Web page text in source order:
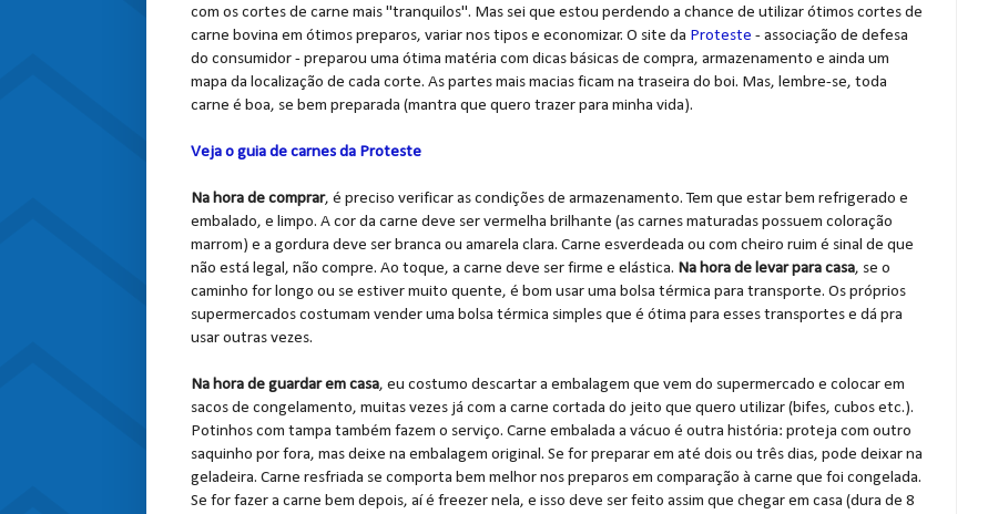
com os cortes de carne mais "tranquilos". Mas sei que estou perdendo a chance de utilizar ótimos cortes de
carne bovina em ótimos preparos, variar nos tipos e economizar. O site da Proteste - associação de defesa
do consumidor - preparou uma ótima matéria com dicas básicas de compra, armazenamento e ainda um
mapa da localização de cada corte. As partes mais macias ficam na traseira do boi. Mas, lembre-se, toda
carne é boa, se bem preparada (mantra que quero trazer para minha vida).
Veja o guia de carnes da Proteste
Na hora de comprar, é preciso verificar as condições de armazenamento. Tem que estar bem refrigerado e
embalado, e limpo. A cor da carne deve ser vermelha brilhante (as carnes maturadas possuem coloração
marrom) e a gordura deve ser branca ou amarela clara. Carne esverdeada ou com cheiro ruim é sinal de que
não está legal, não compre. Ao toque, a carne deve ser firme e elástica. Na hora de levar para casa, se o
caminho for longo ou se estiver muito quente, é bom usar uma bolsa térmica para transporte. Os próprios
supermercados costumam vender uma bolsa térmica simples que é ótima para esses transportes e dá pra
usar outras vezes.
Na hora de guardar em casa, eu costumo descartar a embalagem que vem do supermercado e colocar em
sacos de congelamento, muitas vezes já com a carne cortada do jeito que quero utilizar (bifes, cubos etc.).
Potinhos com tampa também fazem o serviço. Carne embalada a vácuo é outra história: proteja com outro
saquinho por fora, mas deixe na embalagem original. Se for preparar em até dois ou três dias, pode deixar na
geladeira. Carne resfriada se comporta bem melhor nos preparos em comparação à carne que foi congelada.
Se for fazer a carne bem depois, aí é freezer nela, e isso deve ser feito assim que chegar em casa (dura de 8